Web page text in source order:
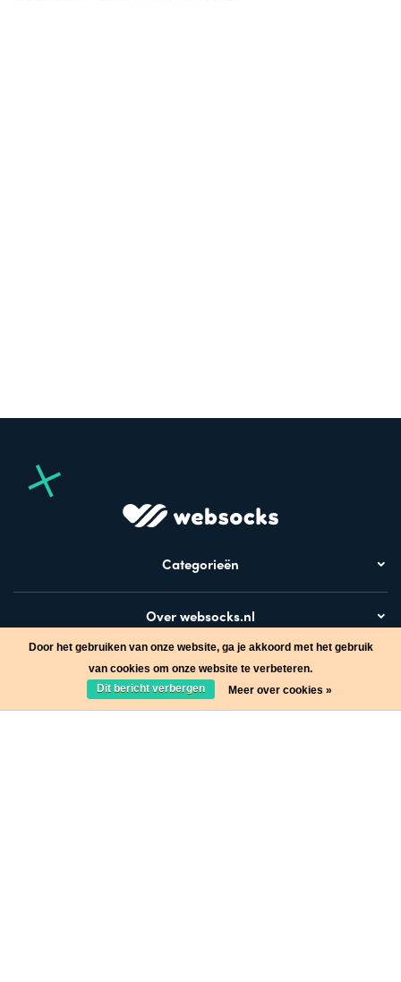
Categorieën
Over websocks.nl
Bezoek ook
Door het gebruiken van onze website, ga je akkoord met het gebruik
van cookies om onze website te verbeteren.
Dit bericht verbergen
Meer over cookies »